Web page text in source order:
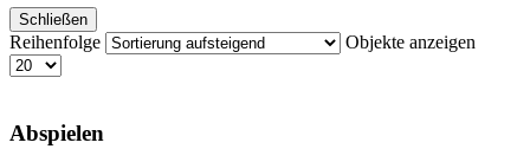
Schließen
Reihenfolge Objekte anzeigen
Abspielen